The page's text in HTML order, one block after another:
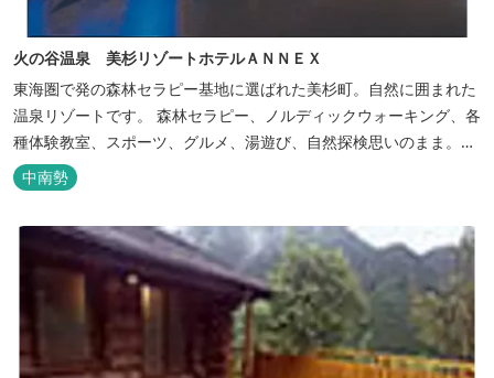
火の谷温泉 美杉リゾートホテルＡＮＮＥＸ
東海圏で発の森林セラピー基地に選ばれた美杉町。自然に囲まれた
温泉リゾートです。 森林セラピー、ノルディックウォーキング、各
種体験教室、スポーツ、グルメ、湯遊び、自然探検思いのまま。思
いきり遊んだ後は温泉でゆったり、のんびり。お料理は和洋バイキ
ングに豪華会席料理。バイキングでは、毎日餅つき、夏は流しそう
めん等のイベントも開催しています。 ５つの貸切風呂に、展望風呂
付き客室、露天風呂・ジ...
中南勢